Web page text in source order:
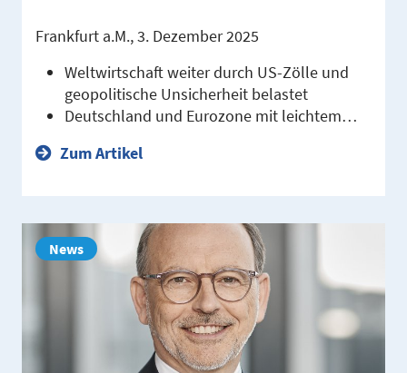
Frankfurt a.M., 3. Dezember 2025
Weltwirtschaft weiter durch US-Zölle und
geopolitische Unsicherheit belastet
Deutschland und Eurozone mit leichtem…
Zum Artikel
News